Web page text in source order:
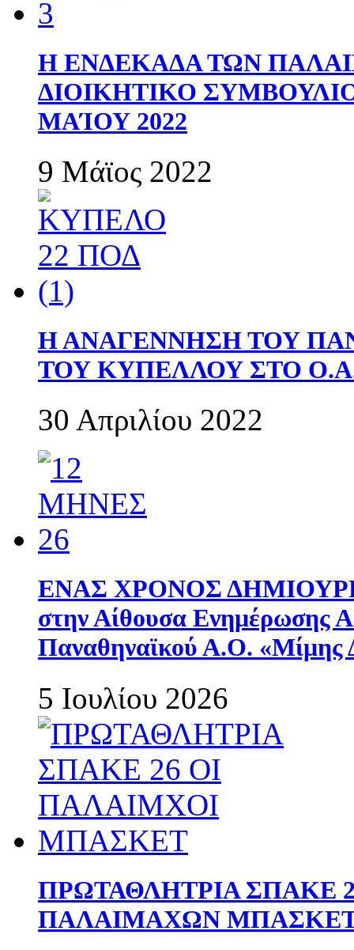
Η ΕΝΔΕΚΑΔΑ ΤΩΝ
ΔΙΟΙΚΗΤΙΚΟ
ΜΑΊΟΥ 2022
9 Μάϊος 2022
Η ΑΝΑΓΕΝΝΗΣΗ ΤΟΥ
ΤΟΥ ΚΥΠΕΛΛΟΥ ΣΤΟ
30 Απριλίου 2022
ΕΝΑΣ ΧΡΟΝΟΣ
στην Αίθουσα Ενημέρωσης
Παναθηναϊκού Α.Ο. «Μίμης
5 Ιουλίου 2026
ΠΡΩΤΑΘΛΗΤΡΙΑ ΣΠΑΚΕ
ΠΑΛΑΙΜΑΧΩΝ